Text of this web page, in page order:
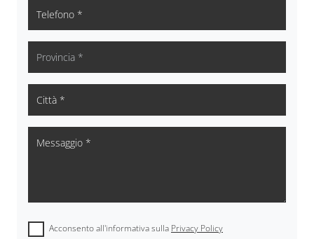
Acconsento all'informativa sulla Privacy Policy